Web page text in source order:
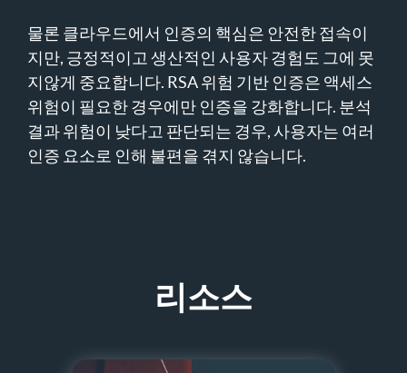
물론 클라우드에서 인증의 핵심은 안전한 접속이
지만, 긍정적이고 생산적인 사용자 경험도 그에 못
지않게 중요합니다. RSA 위험 기반 인증은 액세스
위험이 필요한 경우에만 인증을 강화합니다. 분석
결과 위험이 낮다고 판단되는 경우, 사용자는 여러
인증 요소로 인해 불편을 겪지 않습니다.
리소스